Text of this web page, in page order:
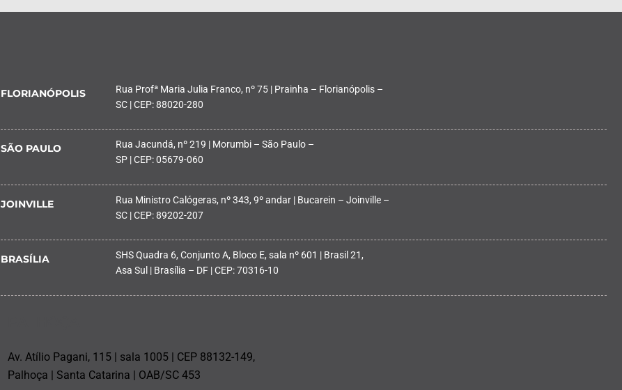
FLORIANÓPOLIS
Rua Profª Maria Julia Franco, nº 75 | Prainha – Florianópolis –
SC | CEP: 88020-280
SÃO PAULO
Rua Jacundá, nº 219 | Morumbi – São Paulo –
SP | CEP: 05679-060
JOINVILLE
Rua Ministro Calógeras, nº 343, 9º andar | Bucarein – Joinville –
SC | CEP: 89202-207
BRASÍLIA
SHS Quadra 6, Conjunto A, Bloco E, sala nº 601 | Brasil 21,
Asa Sul | Brasília – DF | CEP: 70316-10
Av. Atílio Pagani, 115 | sala 1005 | CEP 88132-149,
Palhoça | Santa Catarina | OAB/SC 453